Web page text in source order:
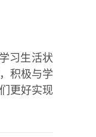
习生活状
积极与学
更好实现